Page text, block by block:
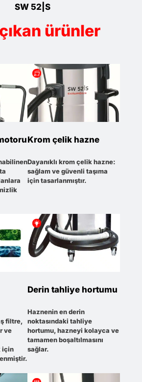
SW 52|S
ürünler
Krom çelik hazne
Dayanıklı krom çelik hazne:
sağlam ve güvenli taşıma
için tasarlanmıştır.
filtre,
ve
için
Derin tahliye hortumu
Haznenin en derin
noktasındaki tahliye
hortumu, hazneyi kolayca ve
tamamen boşaltılmasını
sağlar.